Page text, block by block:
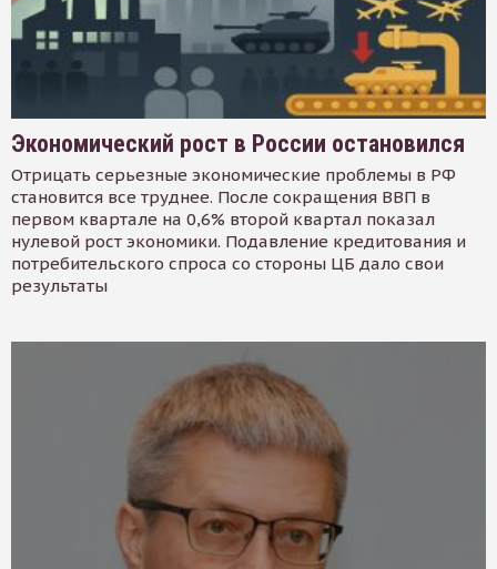
Экономический рост в России остановился
Отрицать серьезные экономические проблемы в РФ
становится все труднее. После сокращения ВВП в
первом квартале на 0,6% второй квартал показал
нулевой рост экономики. Подавление кредитования и
потребительского спроса со стороны ЦБ дало свои
результаты